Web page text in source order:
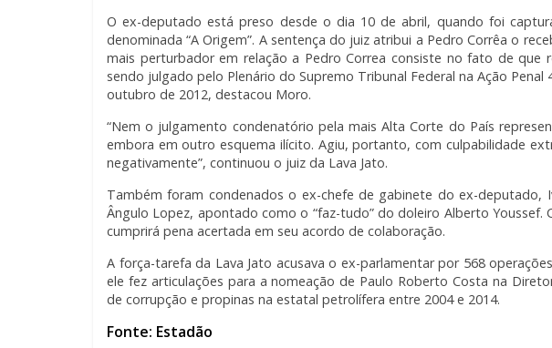
O ex-deputado está preso desde o dia 10 de abril, quando foi
denominada “A Origem”. A sentença do juiz atribui a Pedro Corrêa o
mais perturbador em relação a Pedro Correa consiste no fato de que
sendo julgado pelo Plenário do Supremo Tribunal Federal na Ação
outubro de 2012, destacou Moro.
“Nem o julgamento condenatório pela mais Alta Corte do País
embora em outro esquema ilícito. Agiu, portanto, com culpabilidade
negativamente”, continuou o juiz da Lava Jato.
Também foram condenados o ex-chefe de gabinete do ex-deputado,
Ângulo Lopez, apontado como o “faz-tudo” do doleiro Alberto Youssef.
cumprirá pena acertada em seu acordo de colaboração.
A força-tarefa da Lava Jato acusava o ex-parlamentar por 568
ele fez articulações para a nomeação de Paulo Roberto Costa na
de corrupção e propinas na estatal petrolífera entre 2004 e 2014.
Fonte: Estadão